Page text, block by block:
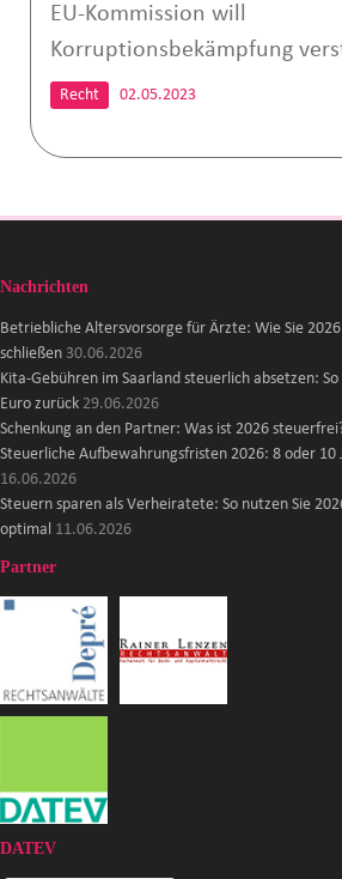
EU-Kommission will
Korruptionsbekämpfung
Recht 02.05.2023
Nachrichten
Betriebliche Altersvorsorge für Ärzte: Wie Sie
schließen 30.06.2026
Kita-Gebühren im Saarland steuerlich absetzen:
Euro zurück 29.06.2026
Schenkung an den Partner: Was ist 2026
Steuerliche Aufbewahrungsfristen 2026: 8 oder 10
16.06.2026
Steuern sparen als Verheiratete: So nutzen Sie
optimal 11.06.2026
Partner
DATEV